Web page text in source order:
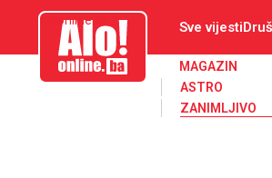
aloonline.ba Sve vijesti
MAGAZIN
ASTRO
ZANIMLJIVO